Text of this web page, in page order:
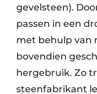
gevelsteen).
passen in een
met behulp van
bovendien
hergebruik. Zo
steenfabrikant